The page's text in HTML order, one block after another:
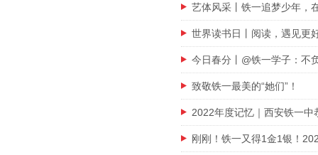
艺体风采丨铁一追梦少年，
世界读书日丨阅读，遇见更
今日春分丨@铁一学子：不
致敬铁一最美的“她们”！
2022年度记忆｜西安铁一中
刚刚！铁一又得1金1银！